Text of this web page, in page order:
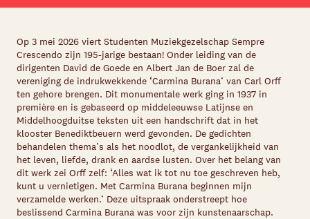
Op 3 mei 2026 viert Studenten Muziekgezelschap Sempre
Crescendo zijn 195-jarige bestaan! Onder leiding van de
dirigenten David de Goede en Albert Jan de Boer zal de
vereniging de indrukwekkende ‘Carmina Burana’ van Carl Orff
ten gehore brengen. Dit monumentale werk ging in 1937 in
première en is gebaseerd op middeleeuwse Latijnse en
Middelhoogduitse teksten uit een handschrift dat in het
klooster Benediktbeuern werd gevonden. De gedichten
behandelen thema’s als het noodlot, de vergankelijkheid van
het leven, liefde, drank en aardse lusten. Over het belang van
dit werk zei Orff zelf: ‘Alles wat ik tot nu toe geschreven heb,
kunt u vernietigen. Met Carmina Burana beginnen mijn
verzamelde werken.’ Deze uitspraak onderstreept hoe
beslissend Carmina Burana was voor zijn kunstenaarschap.